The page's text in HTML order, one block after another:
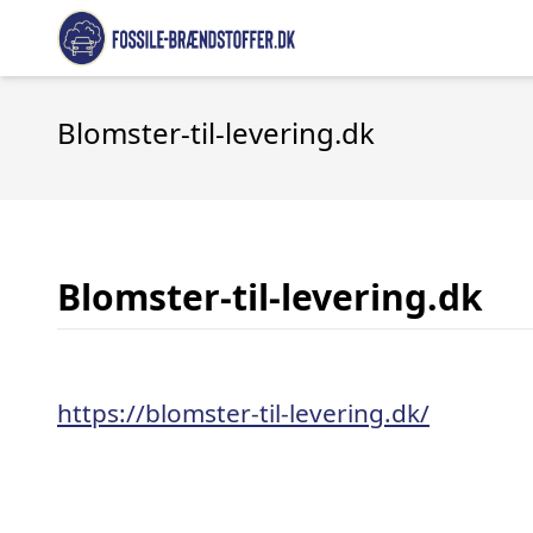
Blomster-til-levering.dk
Blomster-til-levering.dk
https://blomster-til-levering.dk/